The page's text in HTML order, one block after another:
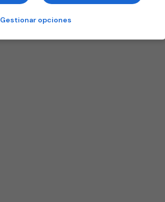
Gestionar opciones